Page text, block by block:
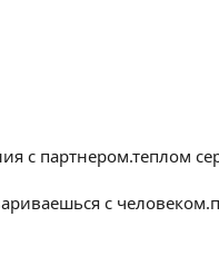
с партнером.теплом
с